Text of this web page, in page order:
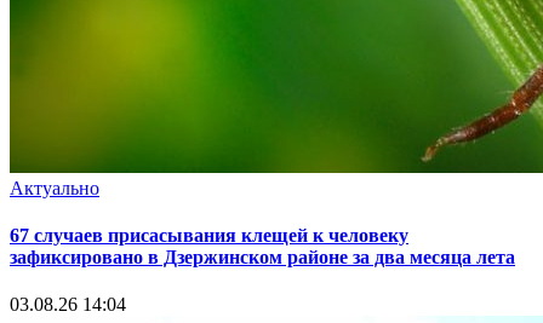
Актуально
67 случаев присасывания клещей к человеку
зафиксировано в Дзержинском районе за два месяца лета
03.08.26 14:04